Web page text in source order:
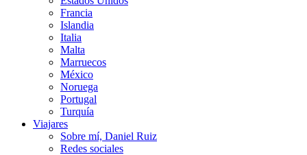
Francia
Islandia
Italia
Malta
Marruecos
México
Noruega
Portugal
Turquía
Viajares
Sobre mí, Daniel Ruiz
Redes sociales